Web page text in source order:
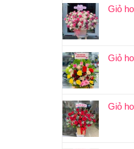
Giỏ
Giỏ
Giỏ